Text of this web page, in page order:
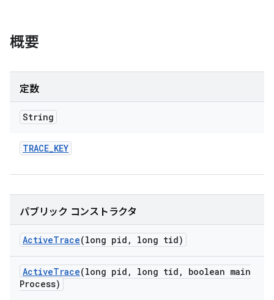
概要
定数
String
TRACE_KEY
パブリック コンストラクタ
ActiveTrace(long pid , long tid)
ActiveTrace(long pid , long tid ,
boolean main
Process)